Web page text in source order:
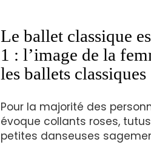
Le ballet classique
1 : l’image de la
les ballets classiques
Pour la majorité des
évoque collants roses,
petites danseuses